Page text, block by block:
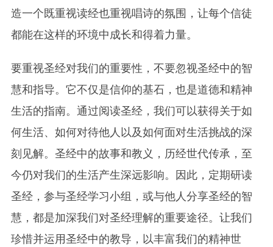
造一个既重视读经也重视唱诗的氛围，让每个信徒
都能在这样的环境中成长和得着力量。
要重视圣经对我们的重要性，不要忽视圣经中的智
慧和指导。它不仅是信仰的基石，也是道德和精神
生活的指南。通过阅读圣经，我们可以获得关于如
何生活、如何对待他人以及如何面对生活挑战的深
刻见解。圣经中的故事和教义，历经世代传承，至
今仍对我们的生活产生深远影响。因此，定期研读
圣经，参与圣经学习小组，或与他人分享圣经的智
慧，都是加深我们对圣经理解的重要途径。让我们
珍惜并运用圣经中的教导，以丰富我们的精神世